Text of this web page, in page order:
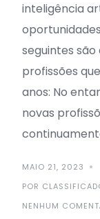
inteligência
seguintes são
profissões
anos: No
novas
MAIO 21, 2023
POR
NENHUM